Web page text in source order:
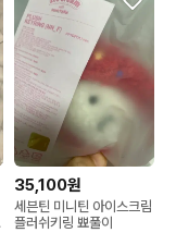
35,100원
세븐틴 미니틴 아이스크림
플러쉬키링 뾰풀이